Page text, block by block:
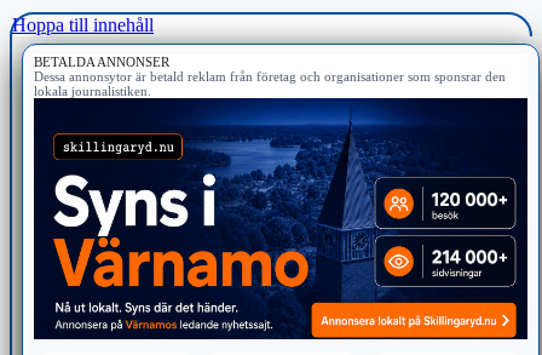
Hoppa till innehåll
BETALDA ANNONSER
Dessa annonsytor är betald reklam från företag och organisationer som sponsrar den
lokala journalistiken.